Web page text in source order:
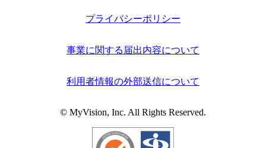
プライバシーポリシー
事業に関する届出内容について
利用者情報の外部送信について
© MyVision, Inc. All Rights Reserved.